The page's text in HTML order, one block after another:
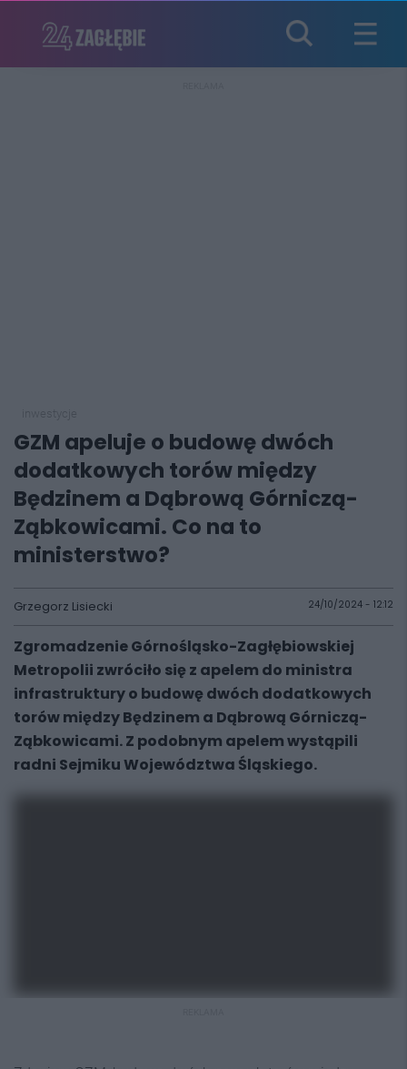
GZM apeluje o budowę dwóch
dodatkowych torów między
Będzinem a Dąbrową Górniczą-
Ząbkowicami. Co na to
ministerstwo?
Grzegorz Lisiecki 24/10/2024 - 12:12
Zgromadzenie Górnośląsko-Zagłębiowskiej
Metropolii zwróciło się z apelem do ministra
infrastruktury o budowę dwóch dodatkowych
torów między Będzinem a Dąbrową Górniczą-
Ząbkowicami. Z podobnym apelem wystąpili
radni Sejmiku Województwa Śląskiego.